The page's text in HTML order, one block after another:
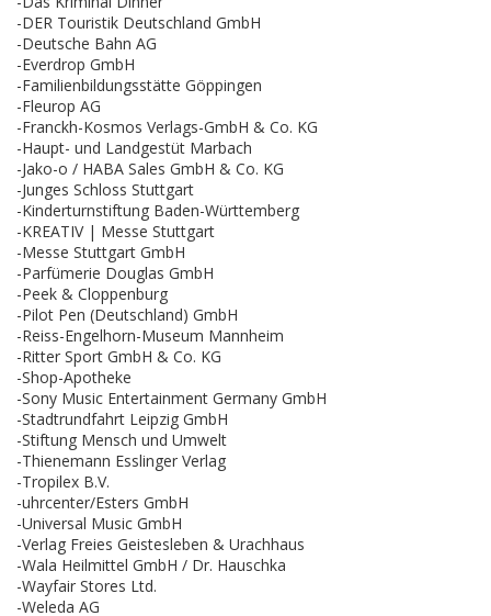
-DER Touristik Deutschland GmbH
-Deutsche Bahn AG
-Everdrop GmbH
-Familienbildungsstätte Göppingen
-Fleurop AG
-Franckh-Kosmos Verlags-GmbH & Co. KG
-Haupt- und Landgestüt Marbach
-Jako-o / HABA Sales GmbH & Co. KG
-Junges Schloss Stuttgart
-Kinderturnstiftung Baden-Württemberg
-KREATIV | Messe Stuttgart
-Messe Stuttgart GmbH
-Parfümerie Douglas GmbH
-Peek & Cloppenburg
-Pilot Pen (Deutschland) GmbH
-Reiss-Engelhorn-Museum Mannheim
-Ritter Sport GmbH & Co. KG
-Shop-Apotheke
-Sony Music Entertainment Germany GmbH
-Stadtrundfahrt Leipzig GmbH
-Stiftung Mensch und Umwelt
-Thienemann Esslinger Verlag
-Tropilex B.V.
-uhrcenter/Esters GmbH
-Universal Music GmbH
-Verlag Freies Geistesleben & Urachhaus
-Wala Heilmittel GmbH / Dr. Hauschka
-Wayfair Stores Ltd.
-Weleda AG